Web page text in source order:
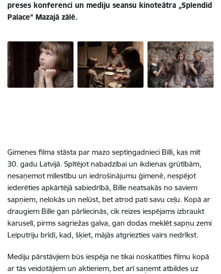
preses konferenci un mediju seansu kinoteātra „Splendid
Palace” Mazajā zālē.
Ģimenes filma stāsta par mazo septiņgadnieci Billi, kas mīt
30. gadu Latvijā. Spītējot nabadzībai un ikdienas grūtībām,
nesaņemot mīlestību un iedrošinājumu ģimenē, nespējot
iederēties apkārtējā sabiedrībā, Bille neatsakās no saviem
sapņiem, nelokās un nelūst, bet atrod pati savu ceļu. Kopā ar
draugiem Bille gan pārliecinās, cik reizes iespējams izbraukt
karuselī, pirms sagriežas galva, gan dodas meklēt sapņu zemi
Leiputriju brīdī, kad, šķiet, mājās atgriezties vairs nedrīkst.
Mediju pārstāvjiem būs iespēja ne tikai noskatīties filmu kopā
ar tās veidotājiem un aktieriem, bet arī saņemt atbildes uz